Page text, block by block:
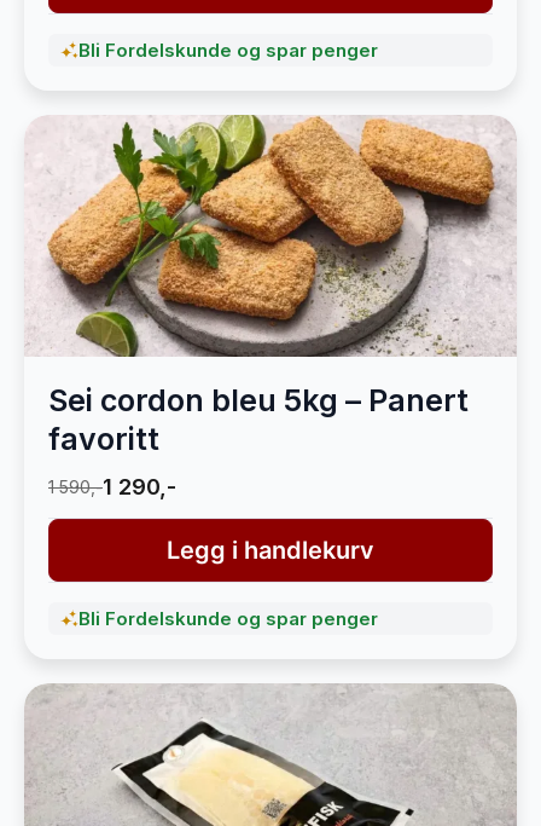
Bli Fordelskunde og spar penger
Sei cordon bleu 5kg – Panert
favoritt
1 590,-1 290,-
Legg i handlekurv
Bli Fordelskunde og spar penger